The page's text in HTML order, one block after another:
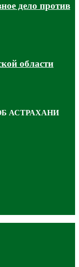
дело против
области
АСТРАХАНИ